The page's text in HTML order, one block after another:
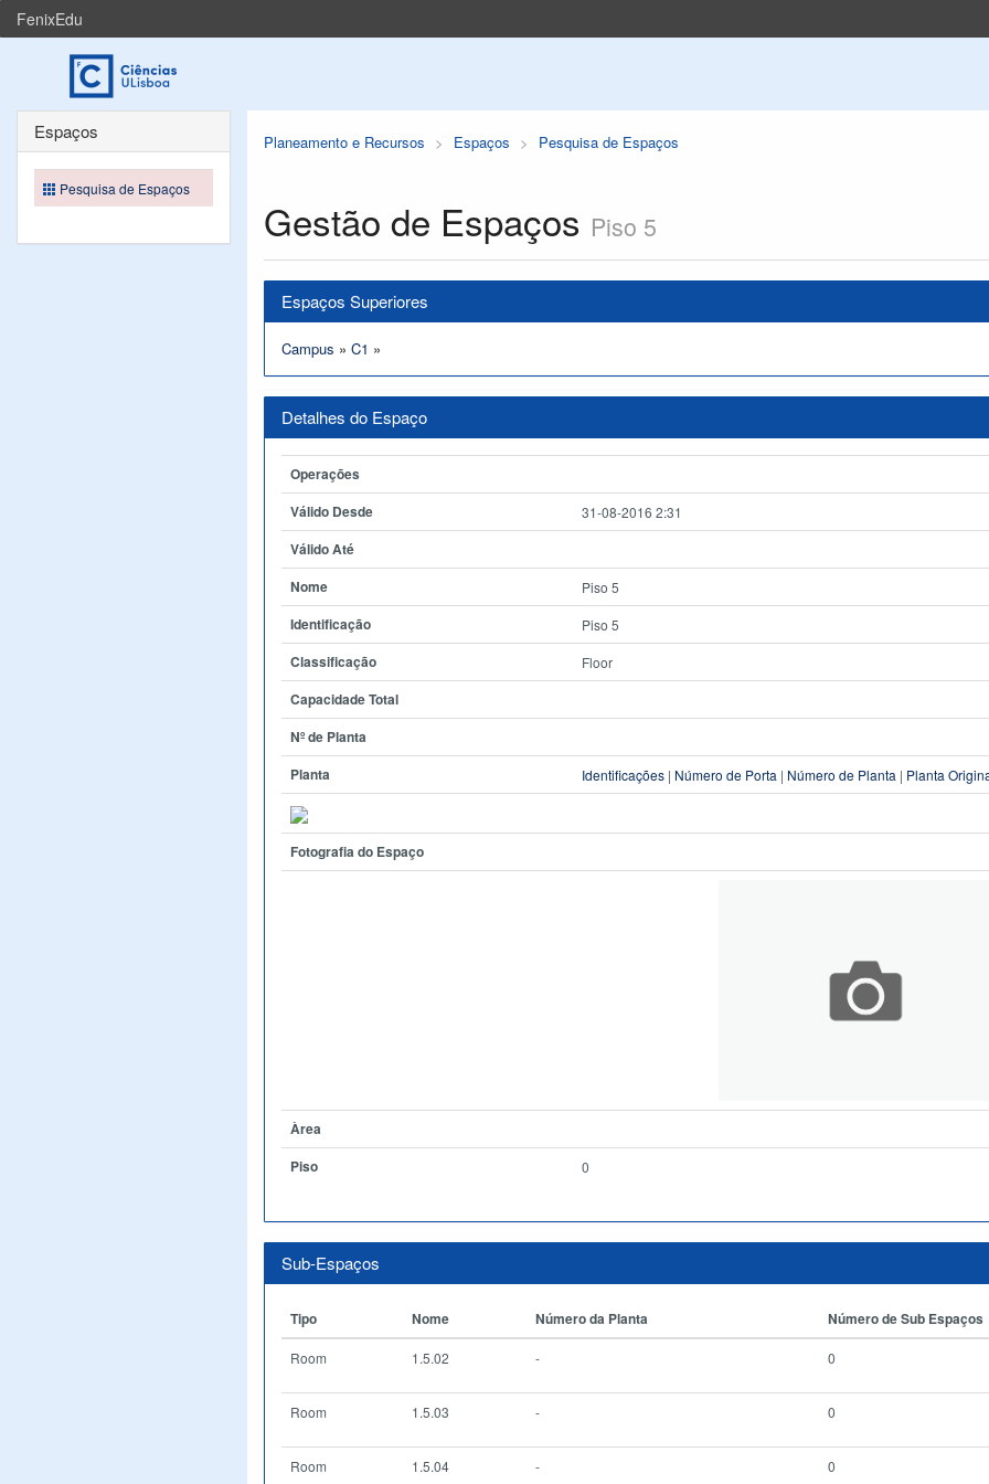
FenixEdu
Planeamento e Recursos Espaços Pesquisa de Espaços
Gestão de Espaços Piso 5
Espaços Superiores
Campus » C1 »
Detalhes do Espaço
Operações
Válido Desde
31-08-2016 2:31
Válido Até
Nome
Piso 5
Identificação Piso 5
Classificação Floor
Capacidade Total
Nº de Planta
Planta
Identificações | Número de Porta | Número de Planta | Planta
Fotografia do Espaço
Àrea
Piso
0
Sub-Espaços
Tipo Nome Número da Planta Número de Sub Espaços
Room 1.5.02 - 0
Room 1.5.03 - 0
Room 1.5.04 - 0
Espaços
Pesquisa de Espaços